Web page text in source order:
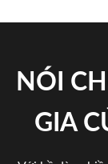
NÓI
GIA